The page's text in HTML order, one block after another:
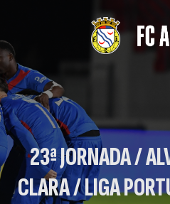
23ª JORNADA /
CLARA / LIGA